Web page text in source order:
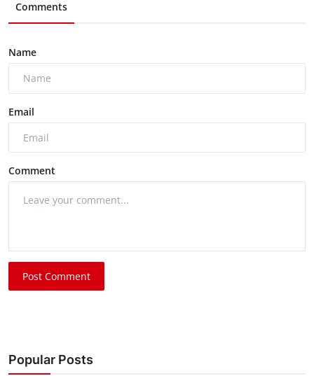
Comments
Name
Email
Comment
Post Comment
Popular Posts